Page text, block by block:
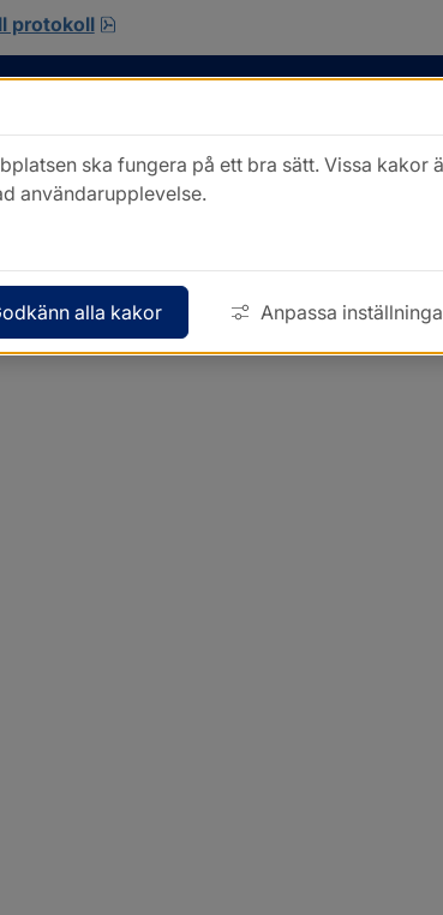
protokoll
pdf, 701.9 kB, öppnas i nytt fönster.
ska fungera på ett bra sätt. Vissa kakor
användarupplevelse.
alla kakor Anpassa